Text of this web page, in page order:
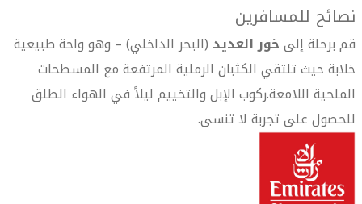
نصائح للمسافرين
قم برحلة إلىخور العديد (البحر الداخلي) – وهو واحة طبيعية
خلابة حيث تلتقي الكثبان الرملية المرتفعة مع المسطحات
الملحية اللامعة.ركوب الإبل والتخييم ليلاً في الهواء الطلق
للحصول على تجربة لا تنسى.